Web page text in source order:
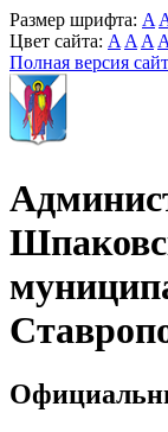
Размер шрифта: A
Цвет сайта: A A A A
Полная версия